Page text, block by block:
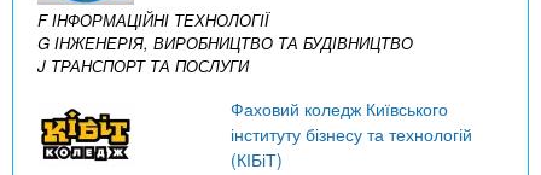
F ІНФОРМАЦІЙНІ ТЕХНОЛОГІЇ
G ІНЖЕНЕРІЯ, ВИРОБНИЦТВО ТА БУДІВНИЦТВО
J ТРАНСПОРТ ТА ПОСЛУГИ
Фаховий коледж Київського
інституту бізнесу та технологій
(КІБіТ)